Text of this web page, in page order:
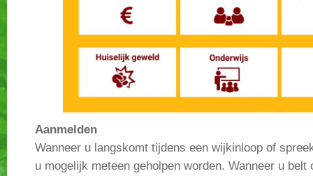
Aanmelden
Wanneer u langskomt tijdens een wijkinloop of
u mogelijk meteen geholpen worden. Wanneer u belt